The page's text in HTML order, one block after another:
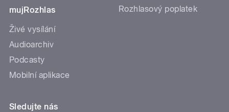
mujRozhlas
Živé vysílání
Audioarchiv
Podcasty
Mobilní aplikace
Rozhlasový poplatek
Sledujte nás